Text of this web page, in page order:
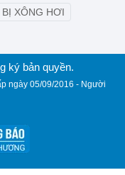
XÔNG HƠI
ký bản quyền.
ngày 05/09/2016 - Người